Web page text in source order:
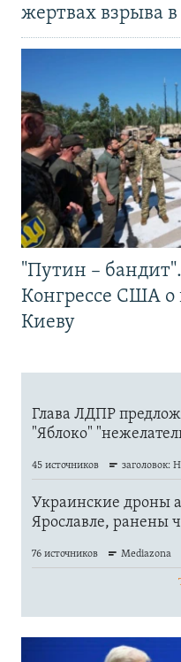
жертвах взрыва в
"Путин –
Конгрессе США
Киеву